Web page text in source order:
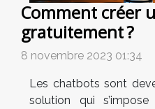
Comment créer
gratuitement ?
8 novembre 2023 01:34
Les chatbots sont
solution qui